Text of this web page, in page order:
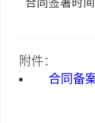
合同签署时
附件：
合同备